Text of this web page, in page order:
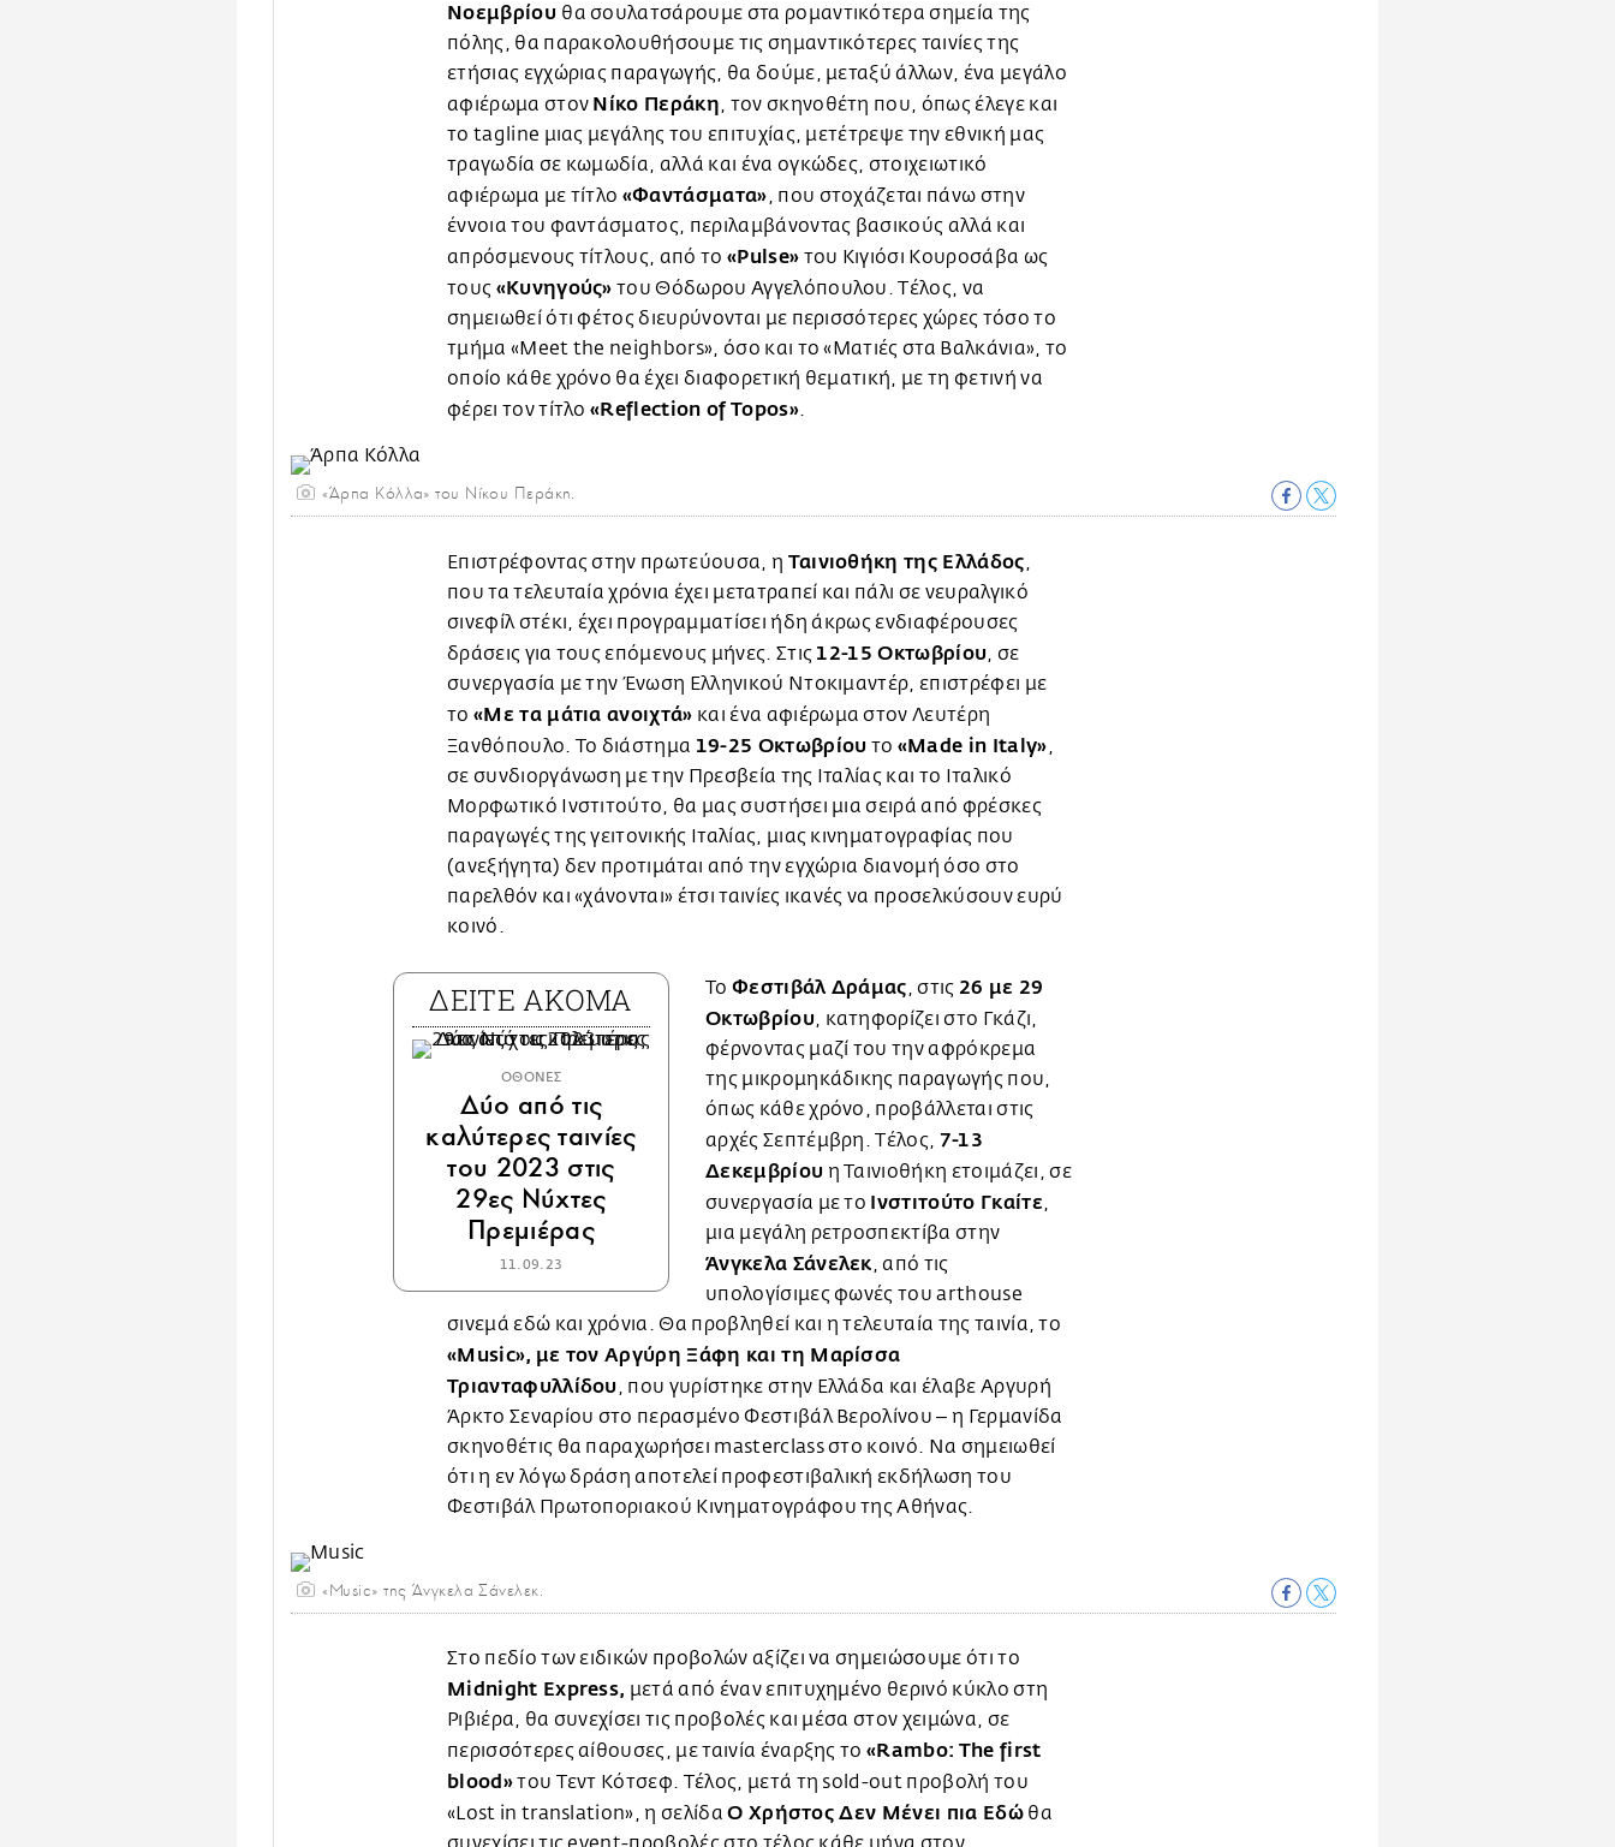
Νοεμβρίου θα σουλατσάρουμε στα ρομαντικότερα σημεία της
πόλης, θα παρακολουθήσουμε τις σημαντικότερες ταινίες της
ετήσιας εγχώριας παραγωγής, θα δούμε, μεταξύ άλλων, ένα μεγάλο
αφιέρωμα στον Νίκο Περάκη, τον σκηνοθέτη που, όπως έλεγε και
το tagline μιας μεγάλης του επιτυχίας, μετέτρεψε την εθνική μας
τραγωδία σε κωμωδία, αλλά και ένα ογκώδες, στοιχειωτικό
αφιέρωμα με τίτλο «Φαντάσματα», που στοχάζεται πάνω στην
έννοια του φαντάσματος, περιλαμβάνοντας βασικούς αλλά και
απρόσμενους τίτλους, από το «Pulse» του Κιγιόσι Κουροσάβα ως
τους «Κυνηγούς» του Θόδωρου Αγγελόπουλου. Τέλος, να
σημειωθεί ότι φέτος διευρύνονται με περισσότερες χώρες τόσο το
τμήμα «Meet the neighbors», όσο και το «Ματιές στα Βαλκάνια», το
οποίο κάθε χρόνο θα έχει διαφορετική θεματική, με τη φετινή να
φέρει τον τίτλο«Reflection of Topos».
«Άρπα Κόλλα» του Νίκου Περάκη.
Επιστρέφοντας στην πρωτεύουσα, η Ταινιοθήκη της Ελλάδος,
που τα τελευταία χρόνια έχει μετατραπεί και πάλι σε νευραλγικό
σινεφίλ στέκι, έχει προγραμματίσει ήδη άκρως ενδιαφέρουσες
δράσεις για τους επόμενους μήνες. Στις 12-15 Οκτωβρίου, σε
συνεργασία με την Ένωση Ελληνικού Ντοκιμαντέρ, επιστρέφει με
το «Με τα μάτια ανοιχτά» και ένα αφιέρωμα στον Λευτέρη
Ξανθόπουλο. Το διάστημα 19-25 Οκτωβρίου το «Μade in Italy»,
σε συνδιοργάνωση με την Πρεσβεία της Ιταλίας και το Ιταλικό
Μορφωτικό Ινστιτούτο, θα μας συστήσει μια σειρά από φρέσκες
παραγωγές της γειτονικής Ιταλίας, μιας κινηματογραφίας που
(ανεξήγητα) δεν προτιμάται από την εγχώρια διανομή όσο στο
παρελθόν και «χάνονται» έτσι ταινίες ικανές να προσελκύσουν ευρύ
κοινό.
ΔΕΙΤΕ ΑΚΟΜΑ
ΟΘΟΝΕΣ
Δύο από τις
καλύτερες ταινίες
του 2023 στις
29ες Νύχτες
Πρεμιέρας
11.09.23
Το Φεστιβάλ Δράμας, στις 26 με 29
Οκτωβρίου, κατηφορίζει στο Γκάζι,
φέρνοντας μαζί του την αφρόκρεμα
της μικρομηκάδικης παραγωγής που,
όπως κάθε χρόνο, προβάλλεται στις
αρχές Σεπτέμβρη. Τέλος, 7-13
Δεκεμβρίου η Ταινιοθήκη ετοιμάζει, σε
συνεργασία με το Ινστιτούτο Γκαίτε,
μια μεγάλη ρετροσπεκτίβα στην
Άνγκελα Σάνελεκ, από τις
υπολογίσιμες φωνές του arthouse
σινεμά εδώ και χρόνια. Θα προβληθεί και η τελευταία της ταινία, το
«Music», με τον Αργύρη Ξάφη και τη Μαρίσσα
Τριανταφυλλίδου, που γυρίστηκε στην Ελλάδα και έλαβε Αργυρή
Άρκτο Σεναρίου στο περασμένο Φεστιβάλ Βερολίνου ‒ η Γερμανίδα
σκηνοθέτις θα παραχωρήσει masterclass στο κοινό. Να σημειωθεί
ότι η εν λόγω δράση αποτελεί προφεστιβαλική εκδήλωση του
Φεστιβάλ Πρωτοποριακού Κινηματογράφου της Αθήνας.
«Music» της Άνγκελα Σάνελεκ.
Στο πεδίο των ειδικών προβολών αξίζει να σημειώσουμε ότι το
Midnight Express, μετά από έναν επιτυχημένο θερινό κύκλο στη
Ριβιέρα, θα συνεχίσει τις προβολές και μέσα στον χειμώνα, σε
περισσότερες αίθουσες, με ταινία έναρξης το«Rambo: The first
blood»του Τεντ Κότσεφ. Τέλος, μετά τη sold-out προβολή του
«Lost in translation», η σελίδαΟ Χρήστος Δεν Μένει πια Εδώθα